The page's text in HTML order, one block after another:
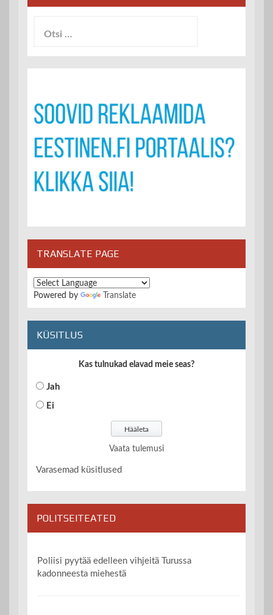
TRANSLATE PAGE
Powered by Translate
KÜSITLUS
Kas tulnukad elavad meie seas?
Jah
Ei
Vaata tulemusi
Varasemad küsitlused
POLITSEITEATED
Poliisi pyytää edelleen vihjeitä Turussa
kadonneesta miehestä